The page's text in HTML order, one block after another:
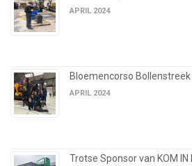
APRIL 2024
Bloemencorso
APRIL 2024
Trotse Sponsor van KOM IN